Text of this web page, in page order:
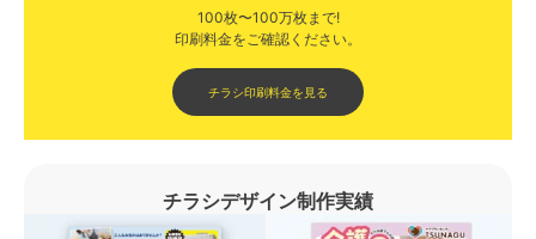
100枚〜100万枚まで!
印刷料金をご確認ください。​
チラシ印刷料金を見る
チラシデザイン制作実績